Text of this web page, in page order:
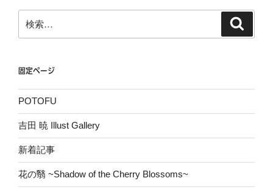
索:
固定ページ
POTOFU
吉田 暁 Illust Gallery
新着記事
花の翳 ~Shadow of the Cherry Blossoms~